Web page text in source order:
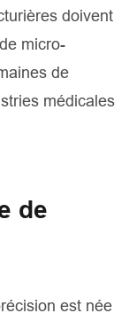
doivent
micro-
de
médicales
de
est née